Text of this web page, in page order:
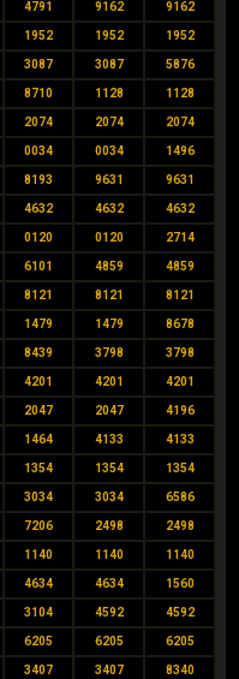
4791 9162 9162
1952 1952 1952
3087 3087 5876
8710 1128 1128
2074 2074 2074
0034 0034 1496
8193 9631 9631
4632 4632 4632
0120 0120 2714
6101 4859 4859
8121 8121 8121
1479 1479 8678
8439 3798 3798
4201 4201 4201
2047 2047 4196
1464 4133 4133
1354 1354 1354
3034 3034 6586
7206 2498 2498
1140 1140 1140
4634 4634 1560
3104 4592 4592
6205 6205 6205
3407 3407 8340